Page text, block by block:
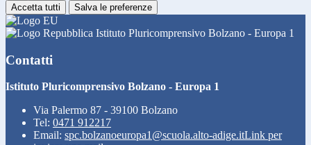
Accetta tutti Salva le preferenze
Istituto Pluricomprensivo Bolzano - Europa 1
Contatti
Istituto Pluricomprensivo Bolzano - Europa 1
Via Palermo 87 - 39100 Bolzano
Tel: 0471 912217
Email: spc.bolzanoeuropa1@scuola.alto-adige.itLink per